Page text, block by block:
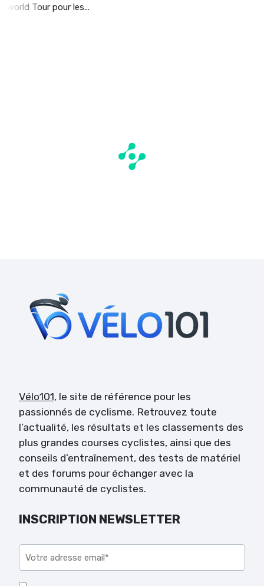
world Tour pour les...
Vélo101, le site de référence pour les
passionnés de cyclisme. Retrouvez toute
l’actualité, les résultats et les classements des
plus grandes courses cyclistes, ainsi que des
conseils d’entraînement, des tests de matériel
et des forums pour échanger avec la
communauté de cyclistes.
INSCRIPTION NEWSLETTER